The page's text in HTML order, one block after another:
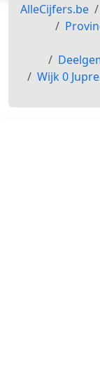
AlleCijfers.be
Wijk 0